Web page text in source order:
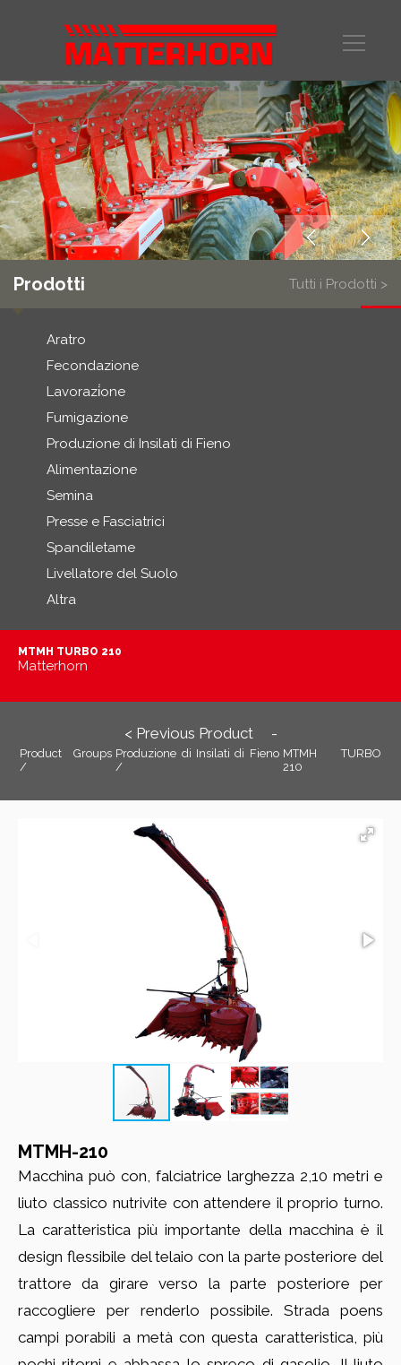
Prodotti Tutti i Prodotti >
Aratro
Fecondazione
Lavorazi̇one
Fumigazione
Produzione di Insilati di Fieno
Alimentazione
Semina
Presse e Fasciatrici
Spandiletame
Livellatore del Suolo
Altra
MTMH TURBO 210
Matterhorn
< Previous Product -
Product Groups
/
Produzione di Insilati di Fieno
/
MTMH TURBO
210
MTMH-210
Macchina può con, falciatrice larghezza 2,10 metri e
liuto classico nutrivite con attendere il proprio turno.
La caratteristica più importante della macchina è il
design flessibile del telaio con la parte posteriore del
trattore da girare verso la parte posteriore per
raccogliere per renderlo possibile. Strada poens
campi porabili a metà con questa caratteristica, più